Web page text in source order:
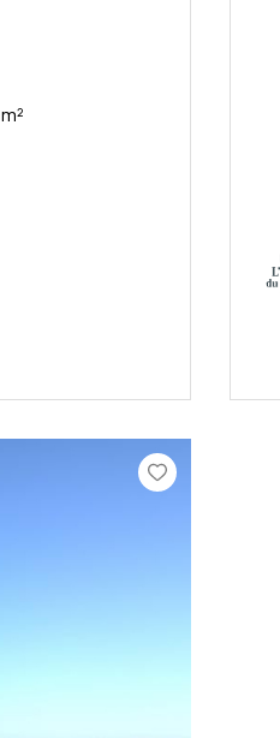
Appartement 3 pièce(s) 2 chambre(s) 62 m²